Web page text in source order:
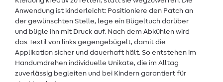
Anwendung ist kinderleicht: Positioniere den Patch an
der gewünschten Stelle, lege ein Bügeltuch darüber
und bügle ihn mit Druck auf. Nach dem Abkühlen wird
das Textil von links gegengebügelt, damit die
Applikation sicher und dauerhaft hält. So entstehen im
Handumdrehen individuelle Unikate, die im Alltag
zuverlässig begleiten und bei Kindern garantiert für